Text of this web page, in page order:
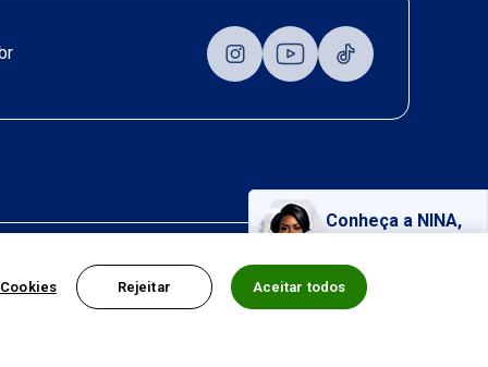
Conheça a NINA,
Rejeitar Aceitar todos